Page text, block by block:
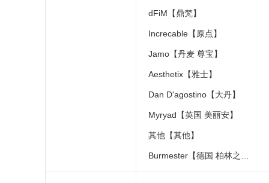
dFiM【鼎梵】
Increcable【原点】
Jamo【丹麦 尊宝】
Aesthetix【雅士】
Dan D'agostino【大丹】
Myryad【英国 美丽安】
其他【其他】